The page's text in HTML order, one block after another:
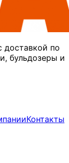
доставкой по
бульдозеры и
Контакты